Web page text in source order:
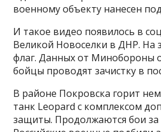
военному объекту нанесен
И такое видео появилось в
Великой Новоселки в ДНР. На
флаг. Данных от Минобороны
бойцы проводят зачистку в
В районе Покровска горит
танк Leopard с комплексом
защиты. Продолжаются бои за